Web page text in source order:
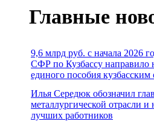
Главные
9,6 млрд руб. с начала 2026
СФР по Кузбассу направило
единого пособия кузбасским
Илья Середюк обозначил
металлургической отрасли и
лучших работников